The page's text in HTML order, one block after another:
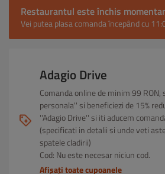
Restaurantul este închis
Vei putea plasa comanda începând cu
Adagio Drive
Comanda online de minim 99 RON,
personala'' si beneficiezi de 15%
''Adagio Drive'' si iti aducem
(specificati in detalii si unde veti
spatele cladirii)
Cod: Nu este necesar niciun cod.
Afișați toate cupoanele